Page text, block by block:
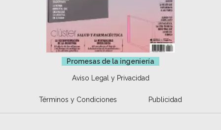
Promesas de la ingeniería
Aviso Legal y Privacidad
Términos y Condiciones Publicidad